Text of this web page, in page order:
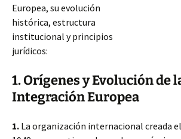
Europea, su evolución
histórica, estructura
institucional y principios
jurídicos:
1. Orígenes y Evolución de
Integración Europea
1. La organización internacional creada